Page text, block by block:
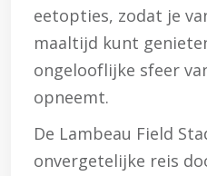
eetopties, zodat je
maaltijd kunt
ongelooflijke sfeer
opneemt.
De Lambeau Field
onvergetelijke reis